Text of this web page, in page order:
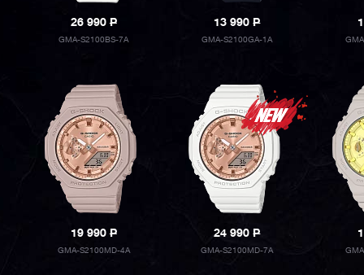
26 990P
GMA-S2100BS-7A
13 990P
GMA-S2100GA-1A
19 990P
GMA-S2100MD-4A
24 990P
GMA-S2100MD-7A